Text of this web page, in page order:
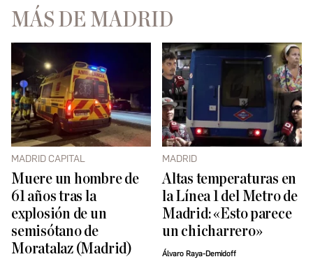
MÁS DE MADRID
MADRID CAPITAL
Muere un hombre de
61 años tras la
explosión de un
semisótano de
Moratalaz (Madrid)
MADRID
Altas temperaturas en
la Línea 1 del Metro de
Madrid: «Esto parece
un chicharrero»
Álvaro Raya-Demidoff